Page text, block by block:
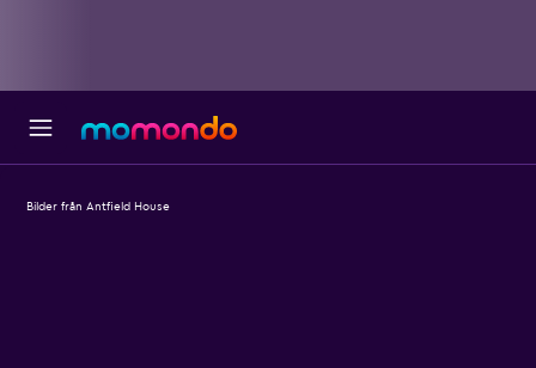
Bilder från Antfield House